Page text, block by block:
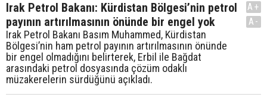
Irak Petrol Bakanı: Kürdistan Bölgesi’nin petrol
payının artırılmasının önünde bir engel yok
Irak Petrol Bakanı Basım Muhammed, Kürdistan
Bölgesi’nin ham petrol payının artırılmasının önünde
bir engel olmadığını belirterek, Erbil ile Bağdat
arasındaki petrol dosyasında çözüm odaklı
müzakerelerin sürdüğünü açıkladı.
A+
A-